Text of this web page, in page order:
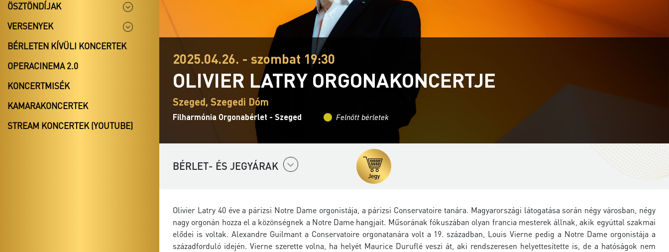
ÖSZTÖNDÍJAK
VERSENYEK
BÉRLETEN KÍVÜLI KONCERTEK
OPERACINEMA 2.0
KONCERTMISÉK
KAMARAKONCERTEK
STREAM KONCERTEK (YOUTUBE)
2025.04.26. - szombat 19:30
OLIVIER LATRY ORGONAKONCERTJE
Szeged, Szegedi Dóm
Filharmónia Orgonabérlet - Szeged Felnőtt bérletek
BÉRLET- ÉS JEGYÁRAK
Olivier Latry 40 éve a párizsi Notre Dame orgonistája, a párizsi Conservatoire tanára. Magyarországi látogatása során négy városban, négy
nagy orgonán hozza el a közönségnek a Notre Dame hangjait. Műsorának fókuszában olyan francia mesterek állnak, akik egyúttal szakmai
elődei is voltak. Alexandre Guilmant a Conservatoire orgonatanára volt a 19. században, Louis Vierne pedig a Notre Dame orgonistája a
századforduló idején. Vierne szerette volna, ha helyét Maurice Duruflé veszi át, aki rendszeresen helyettesítette is, de a hatóságok nem